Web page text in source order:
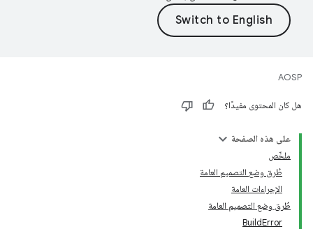
AOSP
هل كان المحتوى مفيدًا؟
على هذه الصفحة
ملخّص
طُرق وضع التصميم العامة
الإجراءات العامة
طُرق وضع التصميم العامة
BuildError